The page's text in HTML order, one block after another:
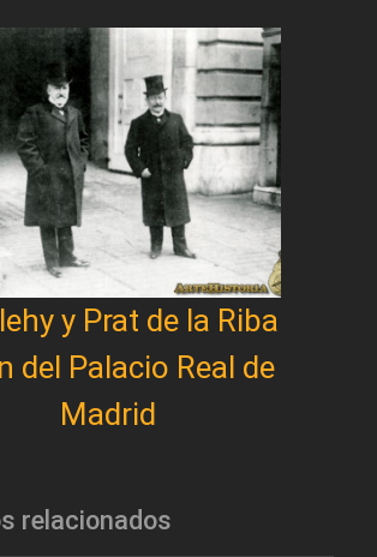
y Prat de la Riba
del Palacio Real de
Madrid
relacionados